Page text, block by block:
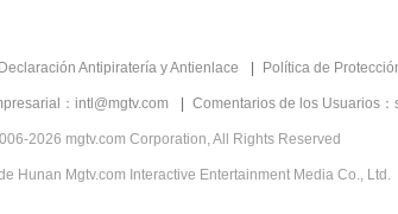
Declaración Antipiratería y Antienlace Política de
：intl@mgtv.com Comentarios de los Usuarios：
2026 mgtv.com Corporation, All Rights Reserved
Hunan Mgtv.com Interactive Entertainment Media Co., Ltd.